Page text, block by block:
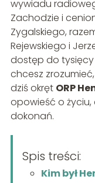
wywiadu
Zachodzie i
Zygalskiego,
Rejewskiego i
dostęp do tysięcy
chcesz
dziś okręt ORP
opowieść o
dokonań.
Spis treści:
Kim był